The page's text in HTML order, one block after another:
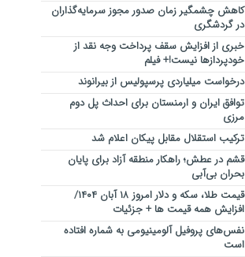
کاهش چشمگیر زمان صدور مجوز سرمایه‌گذاران
در گردشگری
خبری از افزایش سقف پرداخت وجه نقد از
خودپرداز‌ها نیست!+ فیلم
درخواست میلیاردی پرسپولیس از بیرانوند
توافق ایران و ارمنستان برای احداث پل دوم
مرزی
ترکیب استقلال مقابل پیکان اعلام شد
قشم در عطش؛ راهکار منطقه آزاد برای پایان
بحران بی‌آبی
قیمت طلا، سکه و دلار امروز ۱۸ آبان ۱۴۰۴/
افزایش همه قیمت ها + جزئیات
نفس‌های پروفیل آلومینیومی به شماره افتاده
است